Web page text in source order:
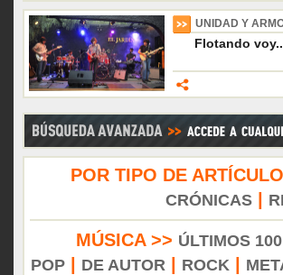
UNIDAD Y
Flotando
POR TIPO DE
CRÓNICAS|
MÚSICA >> ÚLTIMOS
POP| DE AUTOR ROCK